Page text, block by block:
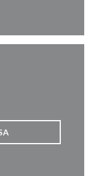
((abre en una